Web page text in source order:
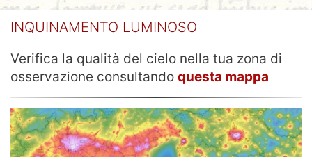
INQUINAMENTO LUMINOSO
osservazione consultando questa mappa